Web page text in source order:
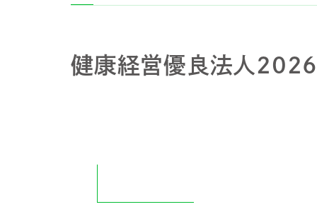
健康経営優良法人